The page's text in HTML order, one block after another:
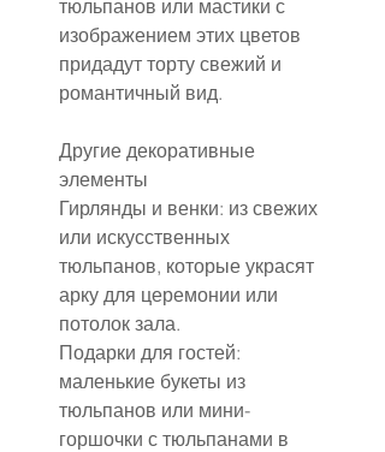
тюльпанов или мастики с
изображением этих цветов
придадут торту свежий и
романтичный вид.
Другие декоративные
элементы
Гирлянды и венки: из свежих
или искусственных
тюльпанов, которые украсят
арку для церемонии или
потолок зала.
Подарки для гостей:
маленькие букеты из
тюльпанов или мини-
горшочки с тюльпанами в